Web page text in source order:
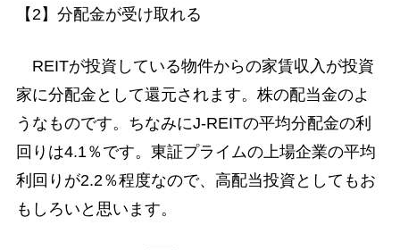
【2】分配金が受け取れる
REITが投資している物件からの家賃収入が投資
家に分配金として還元されます。株の配当金のよ
うなものです。ちなみにJ-REITの平均分配金の利
回りは4.1％です。東証プライムの上場企業の平均
利回りが2.2％程度なので、高配当投資としてもお
もしろいと思います。